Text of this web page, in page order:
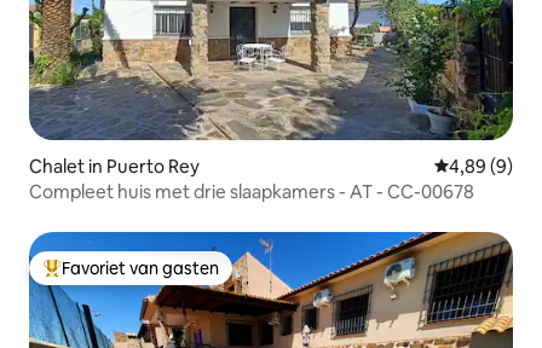
Chalet in Puerto Rey Gemiddelde
4,89 (9)
Compleet huis met drie slaapkamers - AT - CC-00678
Topfavoriet van gasten
Favoriet van gasten